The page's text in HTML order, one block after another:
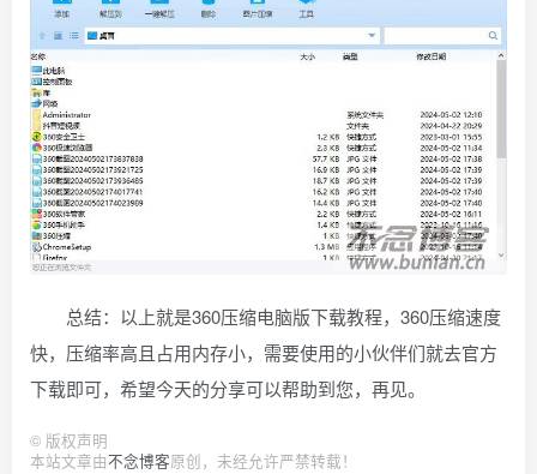
总结：以上就是360压缩电脑版下载教程，360压缩速度
快，压缩率高且占用内存小，需要使用的小伙伴们就去官方
下载即可，希望今天的分享可以帮助到您，再见。
© 版权声明
本站文章由不念博客原创，未经允许严禁转载！